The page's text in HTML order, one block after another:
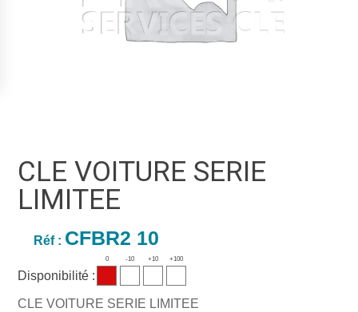
CLE VOITURE SERIE
LIMITEE
Réf : CFBR2 10
Disponibilité :
0 -10 +10 +100
CLE VOITURE SERIE LIMITEE